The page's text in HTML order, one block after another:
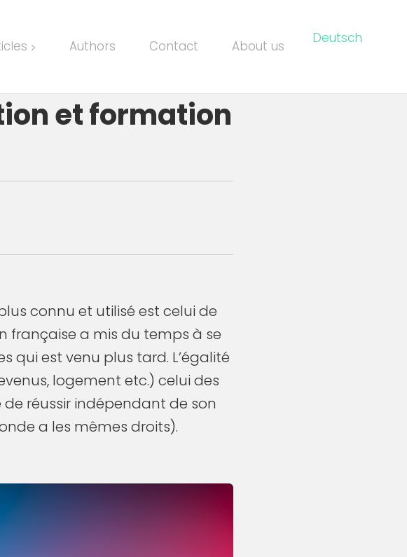
> Authors Contact About us Deutsch
et formation
connu et utilisé est celui de
française a mis du temps à se
qui est venu plus tard. L’égalité
logement etc.) celui des
réussir indépendant de son
a les mêmes droits).